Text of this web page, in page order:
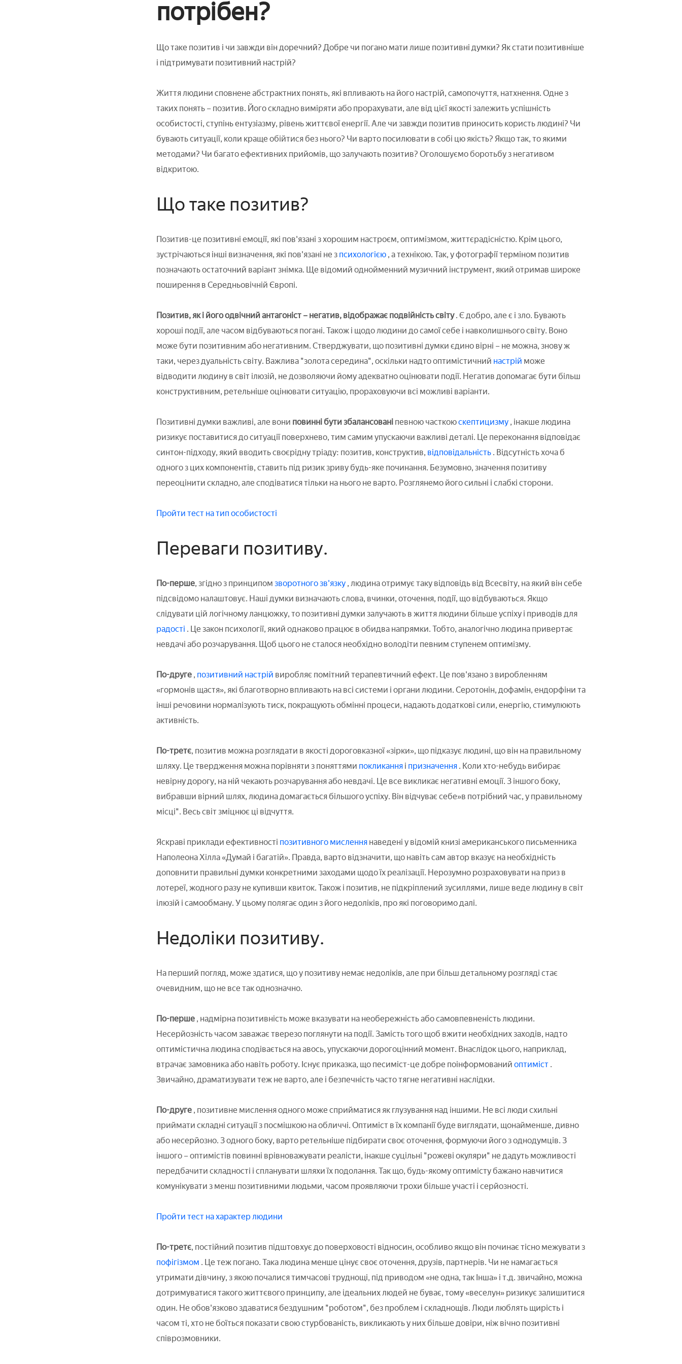
потрібен?
Що таке позитив і чи завжди він доречний? Добре чи погано мати лише позитивні думки? Як стати позитивніше
і підтримувати позитивний настрій?
Життя людини сповнене абстрактних понять, які впливають на його настрій, самопочуття, натхнення. Одне з
таких понять – позитив. Його складно виміряти або прорахувати, але від цієї якості залежить успішність
особистості, ступінь ентузіазму, рівень життєвої енергії. Але чи завжди позитив приносить користь людині? Чи
бувають ситуації, коли краще обійтися без нього? Чи варто посилювати в собі цю якість? Якщо так, то якими
методами? Чи багато ефективних прийомів, що залучають позитив? Оголошуємо боротьбу з негативом
відкритою.
Що таке позитив?
Позитив-це позитивні емоції, які пов'язані з хорошим настроєм, оптимізмом, життєрадісністю. Крім цього,
зустрічаються інші визначення, які пов'язані не зпсихологією , а технікою. Так, у фотографії терміном позитив
позначають остаточний варіант знімка. Ще відомий однойменний музичний інструмент, який отримав широке
поширення в Середньовічній Європі.
Позитив, як і його одвічний антагоніст – негатив, відображає подвійність світу. Є добро, але є і зло. Бувають
хороші події, але часом відбуваються погані. Також і щодо людини до самої себе і навколишнього світу. Воно
може бути позитивним або негативним. Стверджувати, що позитивні думки єдино вірні – не можна, знову ж
таки, через дуальність світу. Важлива "золота середина", оскільки надто оптимістичний настрій може
відводити людину в світ ілюзій, не дозволяючи йому адекватно оцінювати події. Негатив допомагає бути більш
конструктивним, ретельніше оцінювати ситуацію, прораховуючи всі можливі варіанти.
Позитивні думки важливі, але вони повинні бути збалансовані певною часткоюскептицизму , інакше людина
ризикує поставитися до ситуації поверхнево, тим самим упускаючи важливі деталі. Це переконання відповідає
синтон-підходу, який вводить своєрідну тріаду: позитив, конструктив, відповідальність . Відсутність хоча б
одного з цих компонентів, ставить під ризик зриву будь-яке починання. Безумовно, значення позитиву
переоцінити складно, але сподіватися тільки на нього не варто. Розглянемо його сильні і слабкі сторони.
Пройти тест на тип особистості
Переваги позитиву.
По-перше, згідно з принципом зворотного зв'язку , людина отримує таку відповідь від Всесвіту, на який він себе
підсвідомо налаштовує. Наші думки визначають слова, вчинки, оточення, події, що відбуваються. Якщо
слідувати цій логічному ланцюжку, то позитивні думки залучають в життя людини більше успіху і приводів для
радості . Це закон психології, який однаково працює в обидва напрямки. Тобто, аналогічно людина привертає
невдачі або розчарування. Щоб цього не сталося необхідно володіти певним ступенем оптимізму.
По-друге, позитивний настрій виробляє помітний терапевтичний ефект. Це пов'язано з виробленням
«гормонів щастя», які благотворно впливають на всі системи і органи людини. Серотонін, дофамін, ендорфіни та
інші речовини нормалізують тиск, покращують обмінні процеси, надають додаткові сили, енергію, стимулюють
активність.
По-третє, позитив можна розглядати в якості дороговказної «зірки», що підказує людині, що він на правильному
шляху. Це твердження можна порівняти з поняттями покликання і призначення . Коли хто-небудь вибирає
невірну дорогу, на ній чекають розчарування або невдачі. Це все викликає негативні емоції. З іншого боку,
вибравши вірний шлях, людина домагається більшого успіху. Він відчуває себе»в потрібний час, у правильному
місці". Весь світ зміцнює ці відчуття.
Яскраві приклади ефективності позитивного мислення наведені у відомій книзі американського письменника
Наполеона Хілла «Думай і багатій». Правда, варто відзначити, що навіть сам автор вказує на необхідність
доповнити правильні думки конкретними заходами щодо їх реалізації. Нерозумно розраховувати на приз в
лотереї, жодного разу не купивши квиток. Також і позитив, не підкріплений зусиллями, лише веде людину в світ
ілюзій і самообману. У цьому полягає один з його недоліків, про які поговоримо далі.
Недоліки позитиву.
На перший погляд, може здатися, що у позитиву немає недоліків, але при більш детальному розгляді стає
очевидним, що не все так однозначно.
По-перше, надмірна позитивність може вказувати на необережність або самовпевненість людини.
Несерйозність часом заважає тверезо поглянути на події. Замість того щоб вжити необхідних заходів, надто
оптимістична людина сподівається на авось, упускаючи дорогоцінний момент. Внаслідок цього, наприклад,
втрачає замовника або навіть роботу. Існує приказка, що песиміст-це добре поінформований оптиміст .
Звичайно, драматизувати теж не варто, але і безпечність часто тягне негативні наслідки.
По-друге, позитивне мислення одного може сприйматися як глузування над іншими. Не всі люди схильні
приймати складні ситуації з посмішкою на обличчі. Оптиміст в їх компанії буде виглядати, щонайменше, дивно
або несерйозно. З одного боку, варто ретельніше підбирати своє оточення, формуючи його з однодумців. З
іншого – оптимістів повинні врівноважувати реалісти, інакше суцільні "рожеві окуляри" не дадуть можливості
передбачити складності і спланувати шляхи їх подолання. Так що, будь-якому оптимісту бажано навчитися
комунікувати з менш позитивними людьми, часом проявляючи трохи більше участі і серйозності.
Пройти тест на характер людини
По-третє, постійний позитив підштовхує до поверховості відносин, особливо якщо він починає тісно межувати з
пофігізмом . Це теж погано. Така людина менше цінує своє оточення, друзів, партнерів. Чи не намагається
утримати дівчину, з якою почалися тимчасові труднощі, під приводом «не одна, так Інша» і т.д. звичайно, можна
дотримуватися такого життєвого принципу, але ідеальних людей не буває, тому «веселун» ризикує залишитися
один. Не обов'язково здаватися бездушним "роботом", без проблем і складнощів. Люди люблять щирість і
часом ті, хто не боїться показати свою стурбованість, викликають у них більше довіри, ніж вічно позитивні
співрозмовники.